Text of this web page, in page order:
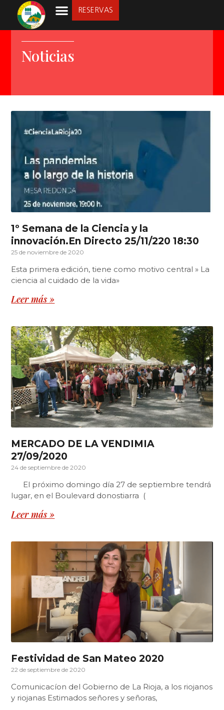
RESERVAS
Noticias
1º Semana de la Ciencia y la
innovación.En Directo 25/11/220 18:30
25 de noviembre de 2020
Esta primera edición, tiene como motivo central » La
ciencia al cuidado de la vida»
Leer más »
MERCADO DE LA VENDIMIA
27/09/2020
24 de septiembre de 2020
El próximo domingo día 27 de septiembre tendrá
lugar, en el Boulevard donostiarra (
Leer más »
Festividad de San Mateo 2020
22 de septiembre de 2020
Comunicacíon del Gobierno de La Rioja, a los riojanos
y riojanas Estimados señores y señoras,